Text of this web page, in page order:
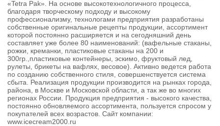
«Tetra Pak». На основе высокотехнологичного процесса,
благодаря творческому подходу и высокому
профессионализму, технологами предприятия разработаны
собственные оригинальные рецепты продукции, ассортимент
которой постоянно расширяется и на сегодняшний день
составляет уже более 80 наименований: (вафельные стаканы,
рожки, креманки, пластиковые стаканы на 200 и
300гр.,пластиковые контейнеры, эскимо, фруктовый лед,
рулеты, брикеты на вафлях, весовое). Активно ведется работа
по созданию собственного стиля, совершенствуется система
сбыта. Реализация продукции производится на рынках города,
района, в Москве и Московской области, а так же во многих
регионах России. Продукция предприятия - высокого качества,
постоянно обновляемого ассортимента, пользуется спросом у
покупателей всех возрастов. Сайт компании:
www.icecream2000.ru